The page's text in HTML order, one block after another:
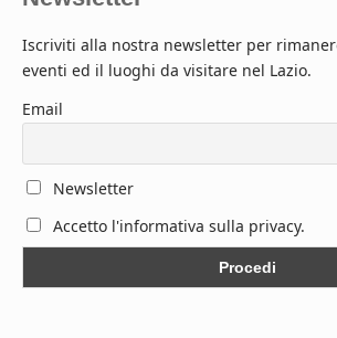
Iscriviti alla nostra newsletter per
eventi ed il luoghi da visitare nel Lazio.
Email
Newsletter
Accetto l'informativa sulla privacy.